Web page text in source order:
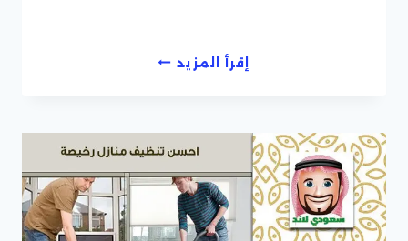
إقرأ المزيدشركة